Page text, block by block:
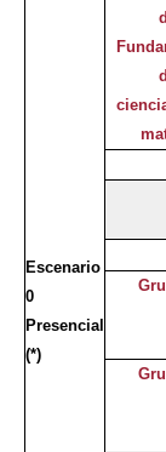
Escenario
0
Presencial
(*)